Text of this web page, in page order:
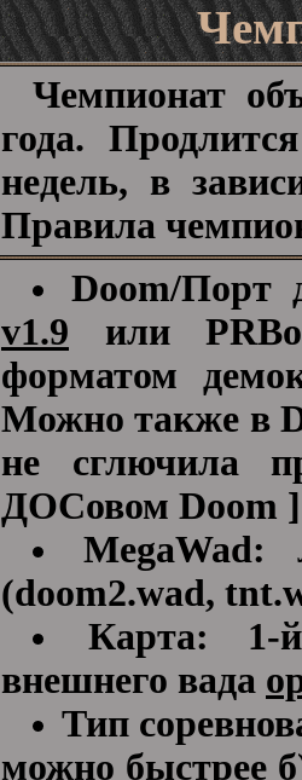
Чемпионат
года.
недель, в
Правила
Doom/Порт
v1.9 или
форматом
Можно также в
не сглючила
ДОСовом Doom
MegaWad:
(doom2.wad,
Карта: 1-
внешнего вада
Тип
можно быстрее